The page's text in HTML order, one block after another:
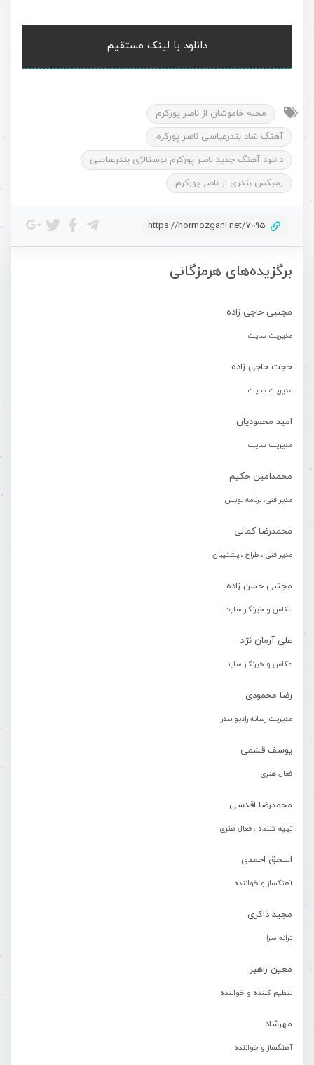
برگزیده‌های هرمزگانی
مجتبی حاجی زاده
مدیریت سایت
حجت حاجی زاده
مدیریت سایت
امید محمودیان
مدیریت سایت
محمدامین حکیم
مدیر فنی، برنامه نویس
محمدرضا کمالی
مدیر فنی ، طراح ، پشتیبان
مجتبی حسن زاده
عکاس و خبرنگار سایت
علی آرمان نژاد
عکاس و خبرنگار سایت
رضا محمودی
مدیریت رسانه رادیو بندر
یوسف قشمی
فعال هنری
محمدرضا اقدسی
تهیه کننده ، فعال هنری
اسحق احمدی
آهنگساز و خواننده
مجید ذاکری
ترانه سرا
معین راهبر
تنظیم کننده و خواننده
مهرشاد
آهنگساز و خواننده
دانلود با لینک مستقیم
محله خاموشان از ناصر پورکرم
آهنگ شاد بندرعباسی ناصر پورکرم
دانلود آهنگ جدید ناصر پورکرم نوستالژی بندرعباسی
رمیکس بندری از ناصر پورکرم
https://hormozgani.net/7095